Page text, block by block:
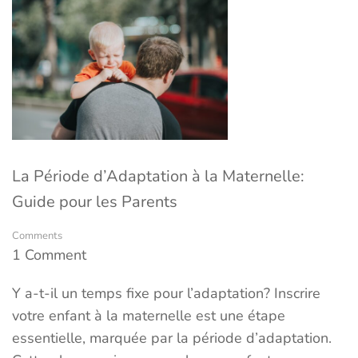
La Période d’Adaptation à la Maternelle:
Guide pour les Parents
Comments
1 Comment
Y a-t-il un temps fixe pour l’adaptation? Inscrire
votre enfant à la maternelle est une étape
essentielle, marquée par la période d’adaptation.